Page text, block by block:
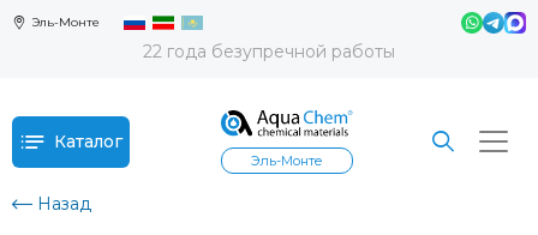
Эль-Монте
22 года безупречной работы
Каталог
Эль-Монте
Назад